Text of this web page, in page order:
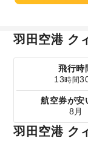
羽田空港 ク
飛行時
13時間
航空券が安
8月
羽田空港 ク